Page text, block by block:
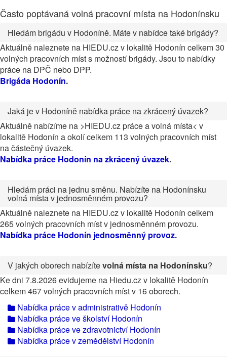
Často poptávaná volná pracovní místa na Hodonínsku
Hledám brigádu v Hodoníně. Máte v nabídce také brigády?
Aktuálně naleznete na HIEDU.cz v lokalitě Hodonín celkem 30
volných pracovních míst s možností brigády. Jsou to nabídky
práce na DPČ nebo DPP.
Brigáda Hodonín.
Jaká je v Hodoníně nabídka práce na zkrácený úvazek?
Aktuálně nabízíme na >HIEDU.cz práce a volná místa< v
lokalitě Hodonín a okolí celkem 113 volných pracovních míst
na částečný úvazek.
Nabídka práce Hodonín na zkrácený úvazek.
Hledám práci na jednu směnu. Nabízíte na Hodonínsku
volná místa v jednosměnném provozu?
Aktuálně naleznete na HIEDU.cz v lokalitě Hodonín celkem
265 volných pracovních míst v jednosměnném provozu.
Nabídka práce Hodonín jednosměnný provoz.
V jakých oborech nabízítevolná místa na Hodonínsku?
Ke dni 7.8.2026 evidujeme na Hiedu.cz v lokalitě Hodonín
celkem 467 volných pracovních míst v 16 oborech.
Nabídka práce v administrativě Hodonín
Nabídka práce ve školství Hodonín
Nabídka práce ve zdravotnictví Hodonín
Nabídka práce v zemědělství Hodonín